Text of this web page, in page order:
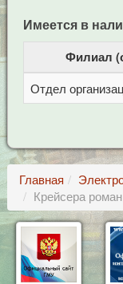
Имеется в
Филиал
Отдел
Главная
Крейсера